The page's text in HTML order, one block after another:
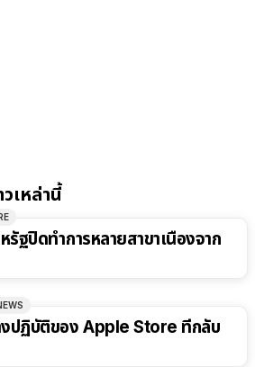
เหล่านี้
ฐปิดทำการหลายสาขาเนื่องจาก
ปฏิบัติของ Apple Store ที่กลับ